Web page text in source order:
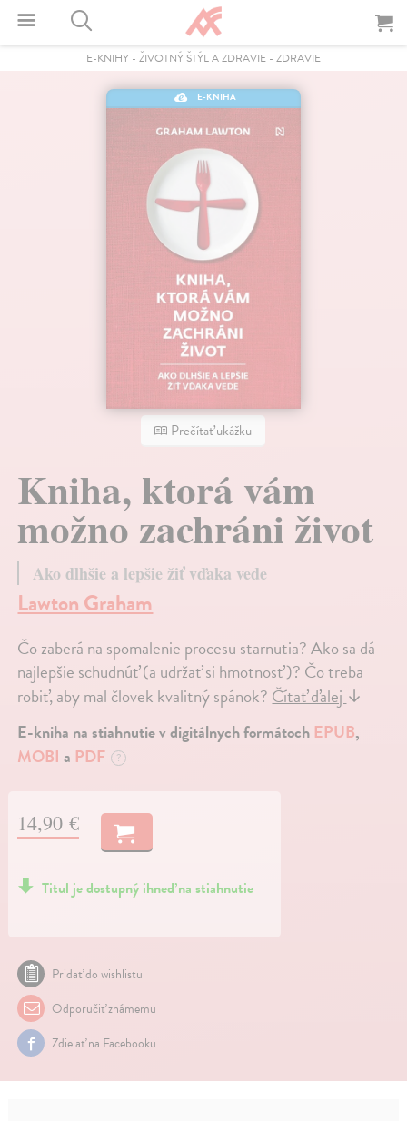
E-KNIHY - ŽIVOTNÝ ŠTÝL A ZDRAVIE - ZDRAVIE
E-KNIHA
Prečítať ukážku
Kniha, ktorá vám
možno zachráni život
Ako dlhšie a lepšie žiť vďaka vede
Lawton Graham
Čo zaberá na spomalenie procesu starnutia? Ako sa dá
najlepšie schudnúť (a udržať si hmotnosť)? Čo treba
robiť, aby mal človek kvalitný spánok? Čítať ďalej ↓
E-kniha na stiahnutie v digitálnych formátoch EPUB,
MOBI a PDF ?
14,90 €
Titul je dostupný ihneď na stiahnutie
Pridať do wishlistu
Odporučiť známemu
Zdielať na Facebooku